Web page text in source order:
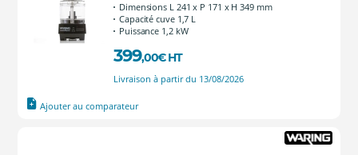
Dimensions L 241 x P 171 x H 349 mm
Capacité cuve 1,7 L
Puissance 1,2 kW
399,00€ HT
Livraison à partir du 13/08/2026
Ajouter au comparateur